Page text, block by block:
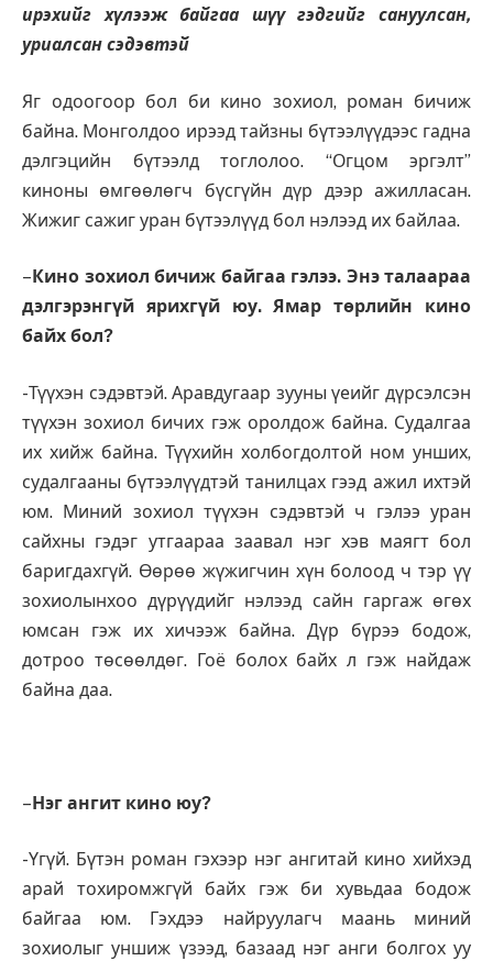
ирэхийг хүлээж байгаа шүү гэдгийг сануулсан,
уриалсан сэдэвтэй
Яг одоогоор бол би кино зохиол, роман бичиж
байна. Монголдоо ирээд тайзны бүтээлүүдээс гадна
дэлгэцийн бүтээлд тоглолоо. “Огцом эргэлт”
киноны өмгөөлөгч бүсгүйн дүр дээр ажилласан.
Жижиг сажиг уран бүтээлүүд бол нэлээд их байлаа.
–Кино зохиол бичиж байгаа гэлээ. Энэ талаараа
дэлгэрэнгүй ярихгүй юу. Ямар төрлийн кино
байх бол?
-Түүхэн сэдэвтэй. Аравдугаар зууны үеийг дүрсэлсэн
түүхэн зохиол бичих гэж оролдож байна. Судалгаа
их хийж байна. Түүхийн холбогдолтой ном унших,
судалгааны бүтээлүүдтэй танилцах гээд ажил ихтэй
юм. Миний зохиол түүхэн сэдэвтэй ч гэлээ уран
сайхны гэдэг утгаараа заавал нэг хэв маягт бол
баригдахгүй. Өөрөө жүжигчин хүн болоод ч тэр үү
зохиолынхоо дүрүүдийг нэлээд сайн гаргаж өгөх
юмсан гэж их хичээж байна. Дүр бүрээ бодож,
дотроо төсөөлдөг. Гоё болох байх л гэж найдаж
байна даа.
–Нэг ангит кино юу?
-Үгүй. Бүтэн роман гэхээр нэг ангитай кино хийхэд
арай тохиромжгүй байх гэж би хувьдаа бодож
байгаа юм. Гэхдээ найруулагч маань миний
зохиолыг уншиж үзээд, базаад нэг анги болгох уу